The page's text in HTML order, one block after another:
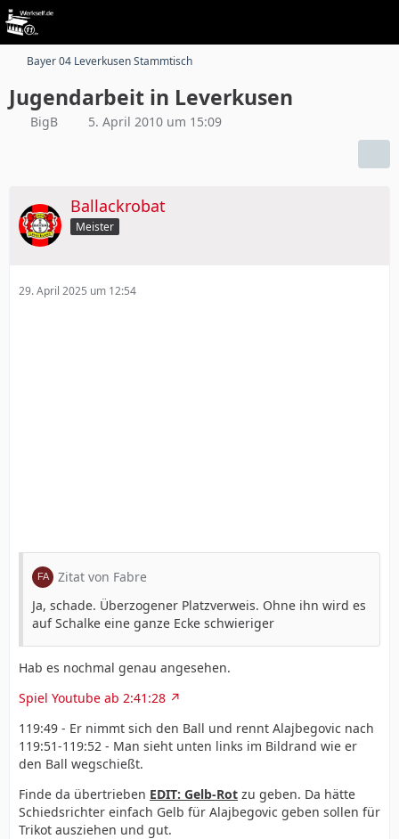
Bayer 04 Leverkusen Stammtisch
Jugendarbeit in Leverkusen
BigB 5. April 2010 um 15:09
Ballackrobat
Meister
29. April 2025 um 12:54
Zitat von Fabre
Ja, schade. Überzogener Platzverweis. Ohne ihn wird es
auf Schalke eine ganze Ecke schwieriger
Hab es nochmal genau angesehen.
Spiel Youtube ab 2:41:28
119:49 - Er nimmt sich den Ball und rennt Alajbegovic nach
119:51-119:52 - Man sieht unten links im Bildrand wie er
den Ball wegschießt.
Finde da übertrieben EDIT: Gelb-Rot zu geben. Da hätte
Schiedsrichter einfach Gelb für Alajbegovic geben sollen für
Trikot ausziehen und gut.